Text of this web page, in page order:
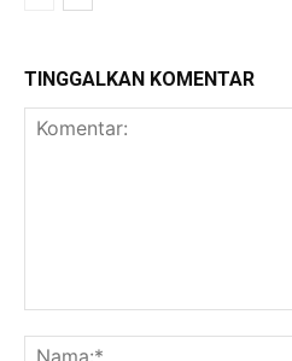
TINGGALKAN KOMENTAR